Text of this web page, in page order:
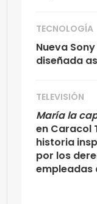
TECNOLOGÍA
Nueva
diseñada
TELEVISIÓN
María la
en Caracol
historia
por los
empleadas